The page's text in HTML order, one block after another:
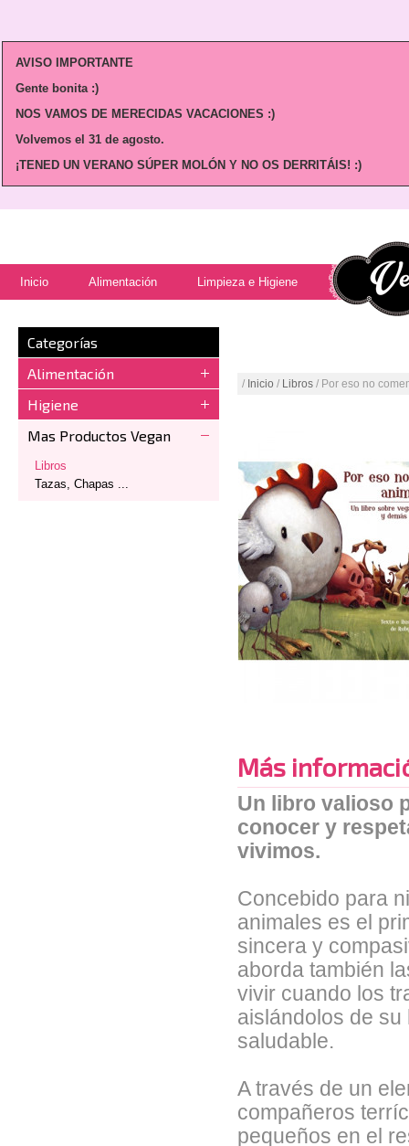
AVISO IMPORTANTE
Gente bonita :)
NOS VAMOS DE MERECIDAS VACACIONES :)
Volvemos el 31 de agosto.
¡TENED UN VERANO SÚPER MOLÓN Y NO OS DERRITÁIS! :)
Inicio Alimentación Limpieza e Higiene
Categorías
Alimentación
Higiene
Mas Productos Vegan
Libros
Tazas, Chapas ...
/ Inicio / Libros / Por eso no
Más
Un libro valioso
conocer y
vivimos.
Concebido para
animales es el
sincera y
aborda también
vivir cuando los
aislándolos de
saludable.
A través de un
compañeros
pequeños en el